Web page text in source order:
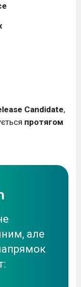
Candidate,
протягом
але